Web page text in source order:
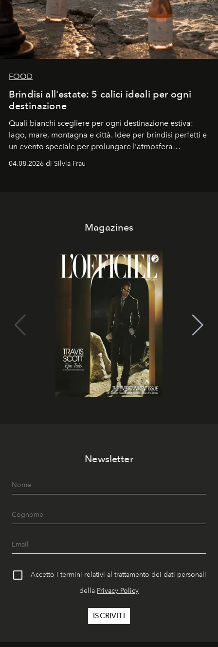
FOOD
Brindisi all'estate: 5 calici ideali per ogni
destinazione
Quali bianchi scegliere per ogni destinazione estiva:
lago, mare, montagna e città. Idee per brindisi perfetti e
un evento speciale per prolungare l'atmosfera
04.08.2026 di Silvia Frau
Magazines
Newsletter
Accetto i termini relativi al trattamento dei dati personali
della Privacy Policy